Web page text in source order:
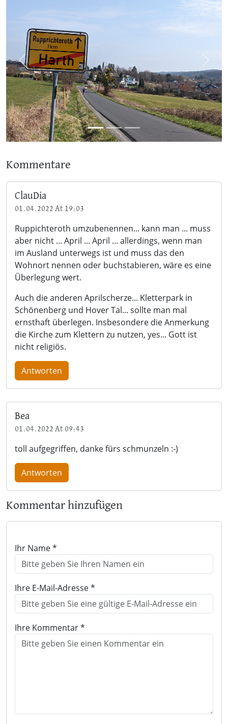
Previous
Kommentare
ClauDia
01.04.2022 At 19:03
Ruppichteroth umzubenennen... kann man ... muss
aber nicht ... April ... April ... allerdings, wenn man
im Ausland unterwegs ist und muss das den
Wohnort nennen oder buchstabieren, wäre es eine
Überlegung wert.
Auch die anderen Aprilscherze... Kletterpark in
Schönenberg und Hover Tal... sollte man mal
ernsthaft überlegen. Insbesondere die Anmerkung
die Kirche zum Klettern zu nutzen, yes... Gott ist
nicht religiös.
Antworten
Bea
01.04.2022 At 09:43
toll aufgegriffen, danke fürs schmunzeln :-)
Antworten
Kommentar hinzufügen
Ihr Name *
Ihre E-Mail-Adresse *
Ihre Kommentar *